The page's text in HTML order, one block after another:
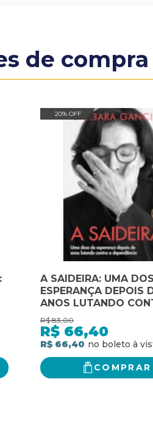
de compra
20% OFF
A SAIDEIRA: UMA
ESPERANÇA DEPOIS
ANOS LUTANDO
DEPENDÊNCIA
R$ 83,00
R$ 66,40
R$ 66,40
COMPRAR